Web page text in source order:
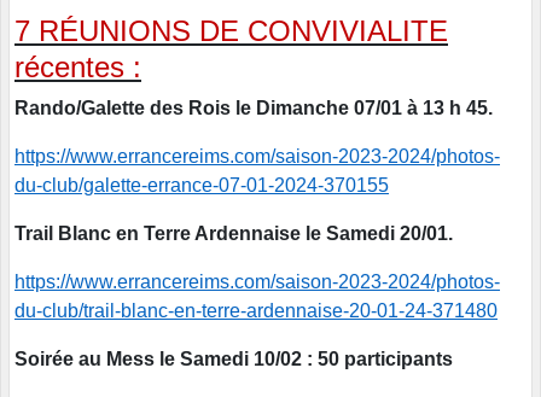
7 RÉUNIONS DE CONVIVIALITE
récentes :
Rando/Galette des Rois le Dimanche 07/01 à 13 h 45.
https://www.errancereims.com/saison-2023-2024/photos-
du-club/galette-errance-07-01-2024-370155
Trail Blanc en Terre Ardennaise le Samedi 20/01.
https://www.errancereims.com/saison-2023-2024/photos-
du-club/trail-blanc-en-terre-ardennaise-20-01-24-371480
Soirée au Mess le Samedi 10/02 : 50 participants